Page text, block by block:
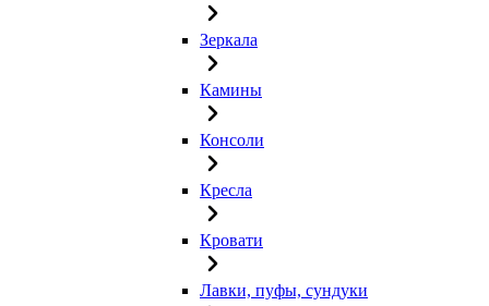
Зеркала
Камины
Консоли
Кресла
Кровати
Лавки, пуфы, сундуки